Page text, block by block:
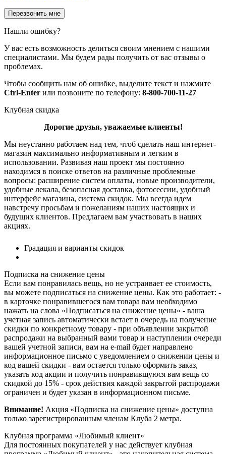
Нашли ошибку?
У вас есть возможность делиться своим мнением с нашими
специалистами. Мы будем рады получить от вас отзывы о
проблемах.
Чтобы сообщить нам об ошибке, выделите текст и нажмите
Ctrl-Enter или позвоните по телефону: 8-800-700-11-27
Клубная скидка
Дорогие друзья, уважаемые клиенты!
Мы неустанно работаем над тем, чтоб сделать наш интернет-
магазин максимально информативным и легким в
использовании. Развивая наш проект мы постоянно
находимся в поиске ответов на различные проблемные
вопросы: расширение систем оплаты, новые производители,
удобные лекала, безопасная доставка, фотосессии, удобный
интерфейс магазина, система скидок. Мы всегда идем
навстречу просьбам и пожеланиям наших настоящих и
будущих клиентов. Предлагаем вам участвовать в наших
акциях.
Градация и варианты скидок
Подписка на снижение цены
Если вам понравилась вещь, но не устраивает ее стоимость,
вы можете подписаться на снижение цены. Как это работает: -
в карточке понравившегося вам товара вам необходимо
нажать на слова «Подписаться на снижение цены» - ваша
учетная запись автоматически встает в очередь на получение
скидки по конкретному товару - при объявлении закрытой
распродажи на выбранный вами товар и наступлении очереди
вашей учетной записи, вам на e-mail будет направлено
информационное письмо с уведомлением о снижении цены и
код вашей скидки - вам остается только оформить заказ,
указать код акции и получить понравившуюся вам вещь со
скидкой до 15% - срок действия каждой закрытой распродажи
ограничен и будет указан в информационном письме.
Внимание! Акция «Подписка на снижение цены» доступна
только зарегистрированным членам Клуба 2 метра.
Клубная программа «Любимый клиент»
Для постоянных покупателей у нас действует клубная